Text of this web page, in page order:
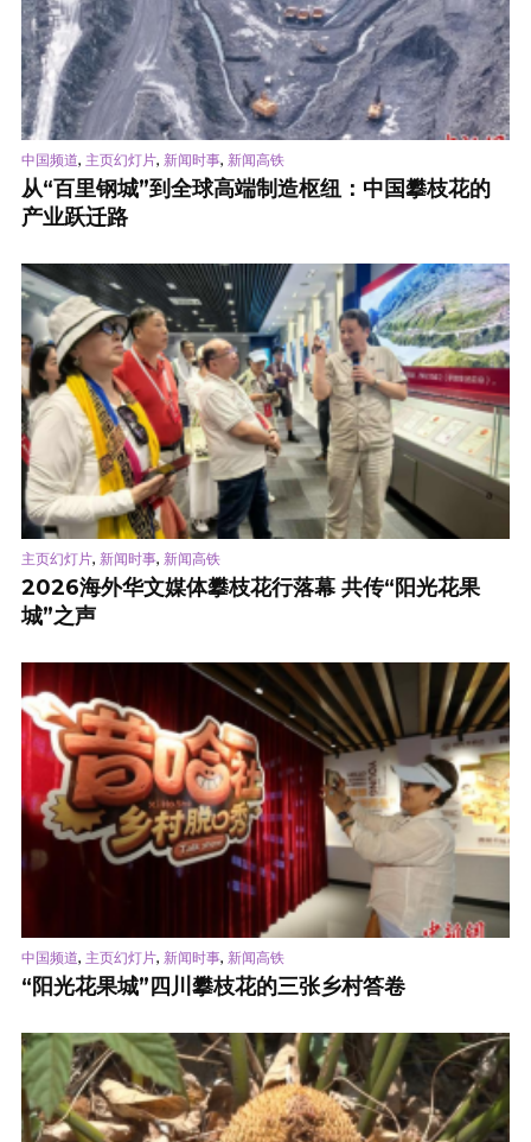
中国频道, 主页幻灯片, 新闻时事, 新闻高铁
从“百里钢城”到全球高端制造枢纽：中国攀枝花的
产业跃迁路
主页幻灯片, 新闻时事, 新闻高铁
2026海外华文媒体攀枝花行落幕 共传“阳光花果
城”之声
中国频道, 主页幻灯片, 新闻时事, 新闻高铁
“阳光花果城”四川攀枝花的三张乡村答卷